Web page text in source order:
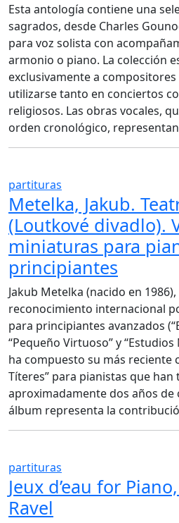
Esta antología contiene una
sagrados, desde Charles
para voz solista con
armonio o piano. La colección
exclusivamente a
utilizarse tanto en conciertos
religiosos. Las obras vocales,
orden cronológico,
partituras
Metelka, Jakub.
(Loutkové divadlo).
miniaturas para
principiantes
Jakub Metelka (nacido en
reconocimiento internacional
para principiantes avanzados
“Pequeño Virtuoso” y
ha compuesto su más reciente
Títeres” para pianistas que han
aproximadamente dos años de
álbum representa la
partituras
Jeux d’eau for
Ravel